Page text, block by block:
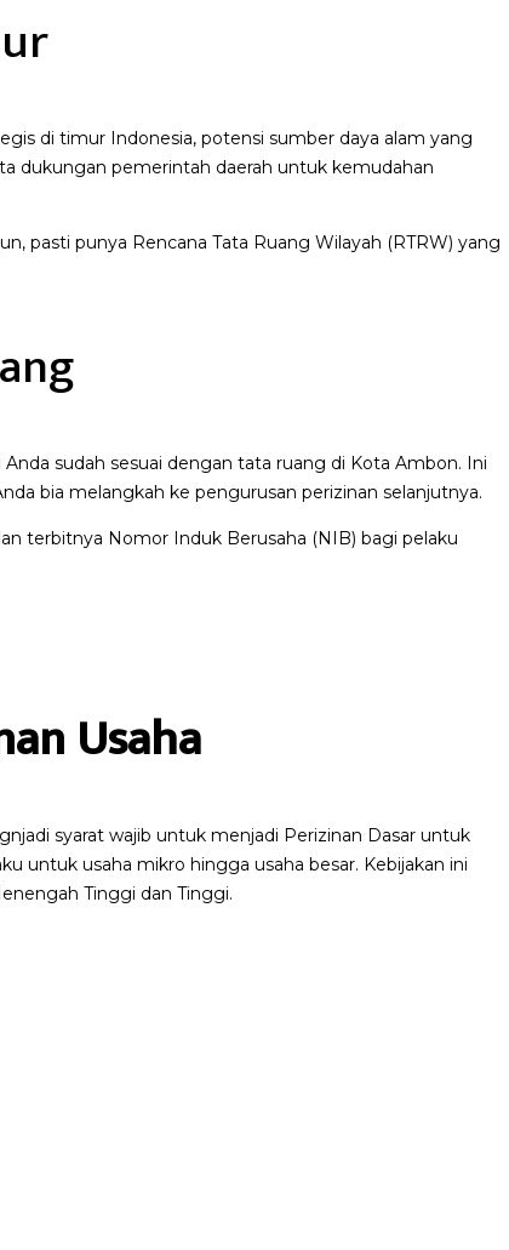
di timur Indonesia, potensi sumber daya alam yang
dukungan pemerintah daerah untuk kemudahan
pasti punya Rencana Tata Ruang Wilayah (RTRW) yang
sudah sesuai dengan tata ruang di Kota Ambon. Ini
bia melangkah ke pengurusan perizinan selanjutnya.
terbitnya Nomor Induk Berusaha (NIB) bagi pelaku
Usaha
syarat wajib untuk menjadi Perizinan Dasar untuk
untuk usaha mikro hingga usaha besar. Kebijakan ini
Tinggi dan Tinggi.